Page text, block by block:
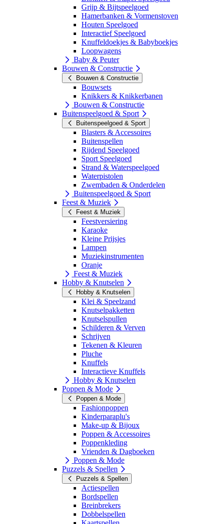
Grijp & Bijtspeelgoed
Hamerbanken & Vormenstoven
Houten Speelgoed
Interactief Speelgoed
Knuffeldoekjes & Babyboekjes
Loopwagens
Baby & Peuter
Bouwen & Constructie
Bouwen & Constructie
Bouwsets
Knikkers & Knikkerbanen
Bouwen & Constructie
Buitenspeelgoed & Sport
Buitenspeelgoed & Sport
Blasters & Accessoires
Buitenspellen
Rijdend Speelgoed
Sport Speelgoed
Strand & Waterspeelgoed
Waterpistolen
Zwembaden & Onderdelen
Buitenspeelgoed & Sport
Feest & Muziek
Feest & Muziek
Feestversiering
Karaoke
Kleine Prijsjes
Lampen
Muziekinstrumenten
Oranje
Feest & Muziek
Hobby & Knutselen
Hobby & Knutselen
Klei & Speelzand
Knutselpakketten
Knutselspullen
Schilderen & Verven
Schrijven
Tekenen & Kleuren
Pluche
Knuffels
Interactieve Knuffels
Hobby & Knutselen
Poppen & Mode
Poppen & Mode
Fashionpoppen
Kinderparaplu's
Make-up & Bijoux
Poppen & Accessoires
Poppenkleding
Vrienden & Dagboeken
Poppen & Mode
Puzzels & Spellen
Puzzels & Spellen
Actiespellen
Bordspellen
Breinbrekers
Dobbelspellen